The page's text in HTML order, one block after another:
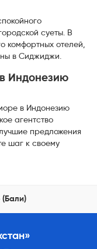
суеты. В
комфортных отелей,
в Сиджиджи.
Индонезию
в Индонезию
агентство
предложения
шаг к своему
(Бали)